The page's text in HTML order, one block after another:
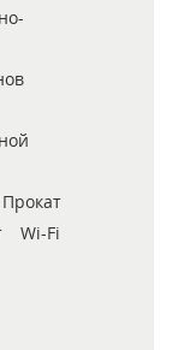
Прокат
Wi-Fi